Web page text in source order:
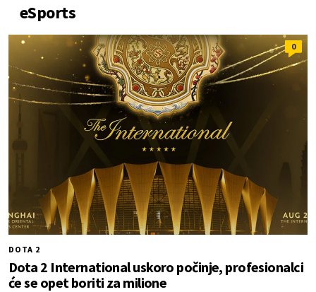
eSports
0
DOTA 2
Dota 2 International uskoro počinje, profesionalci
će se opet boriti za milione